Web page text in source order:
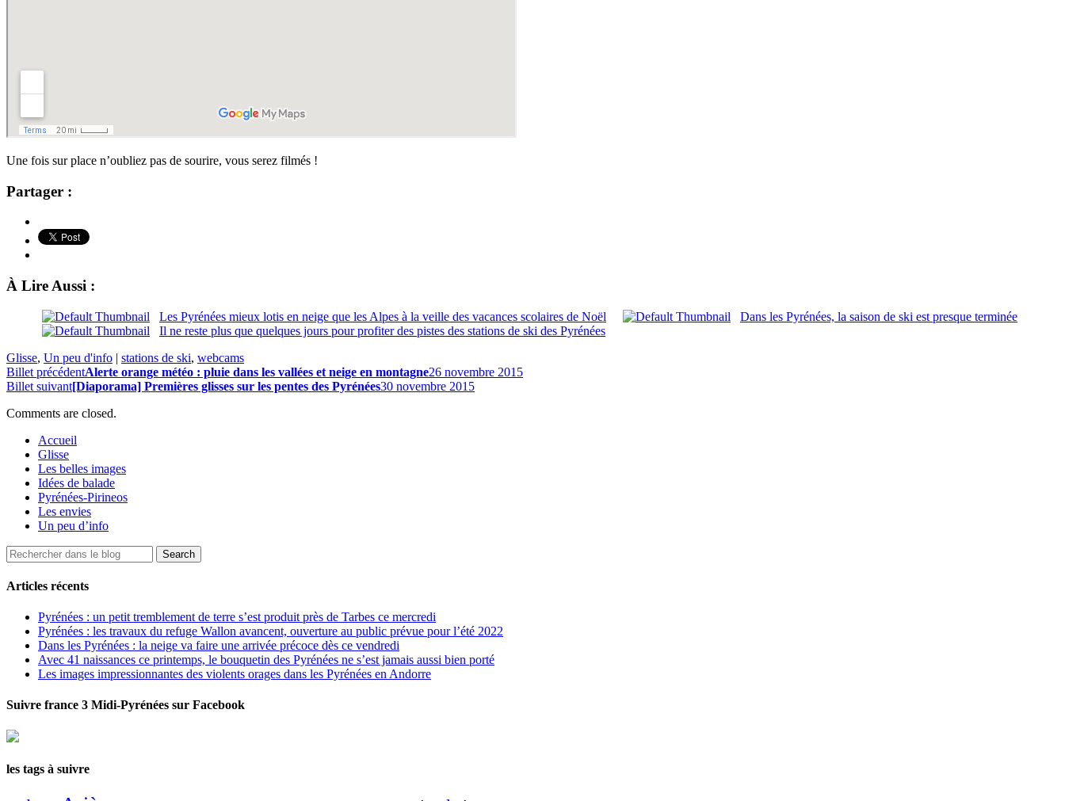
Une fois sur place n’oubliez pas de sourire, vous serez filmés !
Partager :
À Lire Aussi :
Les Pyrénées mieux lotis en neige que les Alpes à la veille des vacances scolaires de Noël
Dans les Pyrénées, la saison de ski est presque terminée
Il ne reste plus que quelques jours pour profiter des pistes des stations de ski des Pyrénées
Glisse, Un peu d'info | stations de ski, webcams
Billet précédentAlerte orange météo : pluie dans les vallées et neige en montagne26 novembre 2015
Billet suivant[Diaporama] Premières glisses sur les pentes des Pyrénées30 novembre 2015
Comments are closed.
Accueil
Glisse
Les belles images
Idées de balade
Pyrénées-Pirineos
Les envies
Un peu d’info
Articles récents
Pyrénées : un petit tremblement de terre s’est produit près de Tarbes ce mercredi
Pyrénées : les travaux du refuge Wallon avancent, ouverture au public prévue pour l’été 2022
Dans les Pyrénées : la neige va faire une arrivée précoce dès ce vendredi
Avec 41 naissances ce printemps, le bouquetin des Pyrénées ne s’est jamais aussi bien porté
Les images impressionnantes des violents orages dans les Pyrénées en Andorre
Suivre france 3 Midi-Pyrénées sur Facebook
les tags à suivre